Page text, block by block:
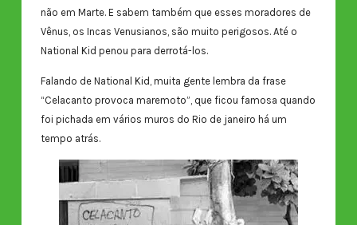
não em Marte. E sabem também que esses moradores de
Vênus, os Incas Venusianos, são muito perigosos. Até o
National Kid penou para derrotá-los.
Falando de National Kid, muita gente lembra da frase
“Celacanto provoca maremoto”, que ficou famosa quando
foi pichada em vários muros do Rio de janeiro há um
tempo atrás.